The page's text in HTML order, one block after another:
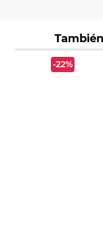
-22%